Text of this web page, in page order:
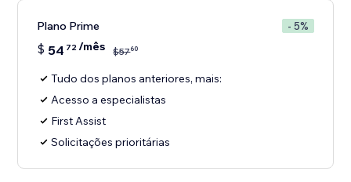
Plano Prime - 5%
$ 54 72/mês $5760
Tudo dos planos anteriores, mais:
Acesso a especialistas
First Assist
Solicitações prioritárias